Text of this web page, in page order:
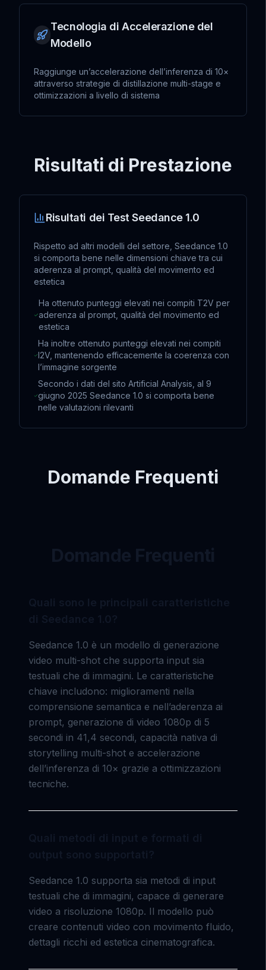
Tecnologia di Accelerazione del
Modello
Raggiunge un’accelerazione dell’inferenza di 10×
attraverso strategie di distillazione multi-stage e
ottimizzazioni a livello di sistema
Risultati di Prestazione
Risultati dei Test Seedance 1.0
Rispetto ad altri modelli del settore, Seedance 1.0
si comporta bene nelle dimensioni chiave tra cui
aderenza al prompt, qualità del movimento ed
estetica
Ha ottenuto punteggi elevati nei compiti T2V per
aderenza al prompt, qualità del movimento ed
estetica
Ha inoltre ottenuto punteggi elevati nei compiti
I2V, mantenendo efficacemente la coerenza con
l’immagine sorgente
Secondo i dati del sito Artificial Analysis, al 9
giugno 2025 Seedance 1.0 si comporta bene
nelle valutazioni rilevanti
Domande Frequenti
Seedance 1.0 è un modello di generazione
video multi-shot che supporta input sia
testuali che di immagini. Le caratteristiche
chiave includono: miglioramenti nella
comprensione semantica e nell’aderenza ai
prompt, generazione di video 1080p di 5
secondi in 41,4 secondi, capacità nativa di
storytelling multi-shot e accelerazione
dell’inferenza di 10× grazie a ottimizzazioni
tecniche.
Seedance 1.0 supporta sia metodi di input
testuali che di immagini, capace di generare
video a risoluzione 1080p. Il modello può
creare contenuti video con movimento fluido,
dettagli ricchi ed estetica cinematografica.